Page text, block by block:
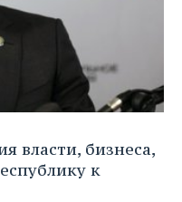
власти, бизнеса,
к